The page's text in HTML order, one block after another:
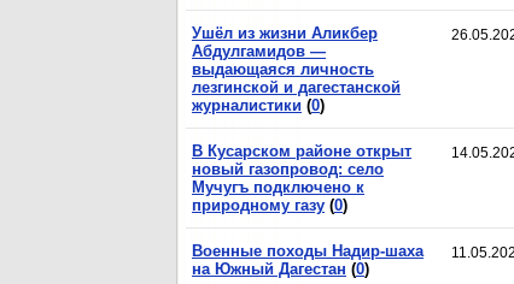
Ушёл из жизни Аликбер
Абдулгамидов —
выдающаяся личность
лезгинской и дагестанской
журналистики (0)
В Кусарском районе открыт
новый газопровод: село
Мучугъ подключено к
природному газу (0)
Военные походы Надир-шаха
на Южный Дагестан (0)